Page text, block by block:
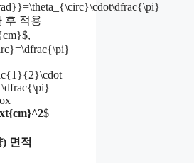
후 적용
\dfrac{\pi}
$
면적